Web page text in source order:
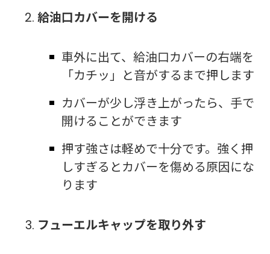
給油口カバーを開ける
車外に出て、給油口カバーの右端を
「カチッ」と音がするまで押します
カバーが少し浮き上がったら、手で
開けることができます
押す強さは軽めで十分です。強く押
しすぎるとカバーを傷める原因にな
ります
フューエルキャップを取り外す